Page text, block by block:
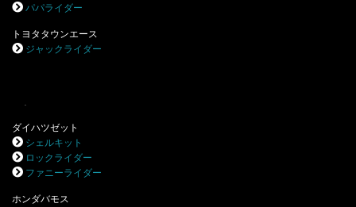
パパライダー
トヨタタウンエース
ジャックライダー
.
ダイハツゼット
シェルキット
ロックライダー
ファニーライダー
ホンダバモス